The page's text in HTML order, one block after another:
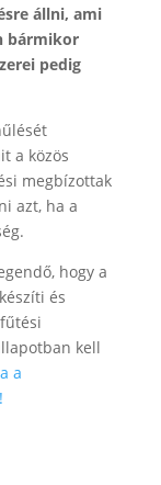
állni, ami
bármikor
pedig
a közös
megbízottak
azt, ha a
hogy a
és
kell
a